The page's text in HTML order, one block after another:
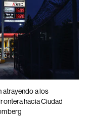
atrayendo a los
hacia Ciudad